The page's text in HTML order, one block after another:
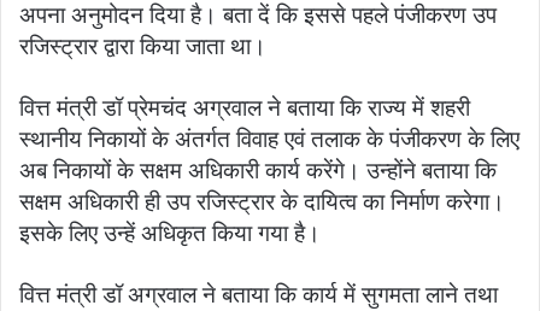
अपना अनुमोदन दिया है। बता दें कि इससे पहले पंजीकरण उप
रजिस्ट्रार द्वारा किया जाता था।
वित्त मंत्री डॉ प्रेमचंद अग्रवाल ने बताया कि राज्य में शहरी
स्थानीय निकायों के अंतर्गत विवाह एवं तलाक के पंजीकरण के लिए
अब निकायों के सक्षम अधिकारी कार्य करेंगे। उन्होंने बताया कि
सक्षम अधिकारी ही उप रजिस्ट्रार के दायित्व का निर्माण करेगा।
इसके लिए उन्हें अधिकृत किया गया है।
वित्त मंत्री डॉ अग्रवाल ने बताया कि कार्य में सुगमता लाने तथा